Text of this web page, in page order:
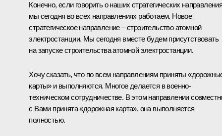
Конечно, если говорить о наших стратегических
мы сегодня во всех направлениях работаем. Новое
стратегическое направление – строительство атомной
электростанции. Мы сегодня вместе будем присутствовать
на запуске строительства атомной электростанции.
Хочу сказать, что по всем направлениям приняты
карты» и выполняются. Многое делается в военно-
техническом сотрудничестве. В этом направлении
с Вами принята «дорожная карта», она выполняется
полностью.